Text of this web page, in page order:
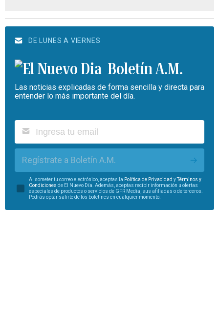
DE LUNES A VIERNES
Boletín A.M.
Las noticias explicadas de forma sencilla y directa para
entender lo más importante del día.
Regístrate a Boletín A.M.
Al someter tu correo electrónico, aceptas la Política de Privacidad yTérminos y
Condiciones de El Nuevo Día. Además, aceptas recibir información u ofertas
especiales de productos o servicios de GFR Media, sus afiliadas o de terceros.
Podrás optar salirte de los boletines en cualquier momento.